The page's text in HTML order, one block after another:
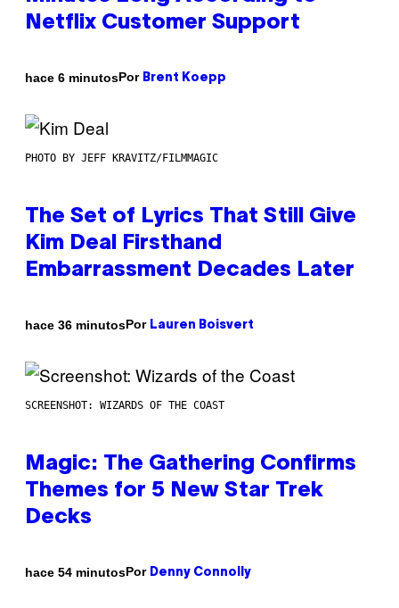
Netflix Customer Support
hace 6 minutosPor Brent Koepp
PHOTO BY JEFF KRAVITZ/FILMMAGIC
The Set of Lyrics That Still Give
Kim Deal Firsthand
Embarrassment Decades Later
hace 36 minutosPor Lauren Boisvert
SCREENSHOT: WIZARDS OF THE COAST
Magic: The Gathering Confirms
Themes for 5 New Star Trek
Decks
hace 54 minutosPor Denny Connolly